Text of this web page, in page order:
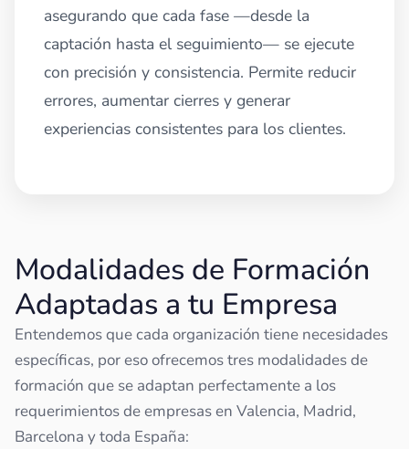
asegurando que cada fase —desde la
captación hasta el seguimiento— se ejecute
con precisión y consistencia. Permite reducir
errores, aumentar cierres y generar
experiencias consistentes para los clientes.
Modalidades de Formación
Adaptadas a tu Empresa
Entendemos que cada organización tiene necesidades
específicas, por eso ofrecemos tres modalidades de
formación que se adaptan perfectamente a los
requerimientos de empresas en Valencia, Madrid,
Barcelona y toda España: